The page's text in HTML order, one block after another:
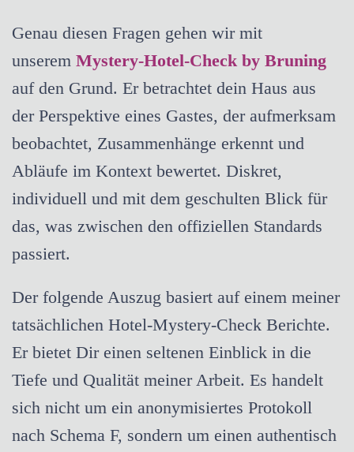
Genau diesen Fragen gehen wir mit
unserem Mystery-Hotel-Check by Bruning
auf den Grund. Er betrachtet dein Haus aus
der Perspektive eines Gastes, der aufmerksam
beobachtet, Zusammenhänge erkennt und
Abläufe im Kontext bewertet. Diskret,
individuell und mit dem geschulten Blick für
das, was zwischen den offiziellen Standards
passiert.
Der folgende Auszug basiert auf einem meiner
tatsächlichen Hotel-Mystery-Check Berichte.
Er bietet Dir einen seltenen Einblick in die
Tiefe und Qualität meiner Arbeit. Es handelt
sich nicht um ein anonymisiertes Protokoll
nach Schema F, sondern um einen authentisch